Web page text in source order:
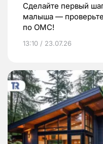
Сделайте первый
малыша —
по ОМС!
13:10 / 23.07.26